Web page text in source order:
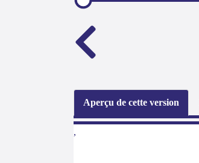
Aperçu de cette version